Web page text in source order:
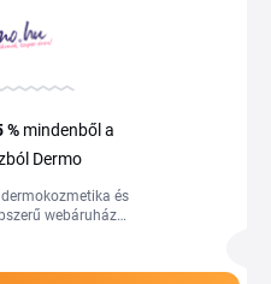
%mindenből a
Dermo
és
webáruháza,